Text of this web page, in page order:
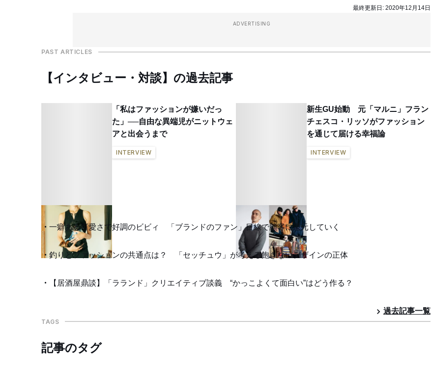
最終更新日: 2020年12月14日
ADVERTISING
PAST ARTICLES
【インタビュー・対談】の過去記事
「私はファッションが嫌いだっ
た」──自由な異端児がニットウェ
アと出会うまで
INTERVIEW
新生GU始動 元「マルニ」フラン
チェスコ・リッソがファッション
を通じて届ける幸福論
INTERVIEW
一癖ある可愛さで好調のビビィ 「ブランドのファン」目線で顧客に還元していく
釣りとファッションの共通点は？ 「セッチュウ」が考える飽きないデザインの正体
【居酒屋鼎談】「ラランド」クリエイティブ談義 “かっこよくて面白い”はどう作る？
過去記事一覧
TAGS
記事のタグ